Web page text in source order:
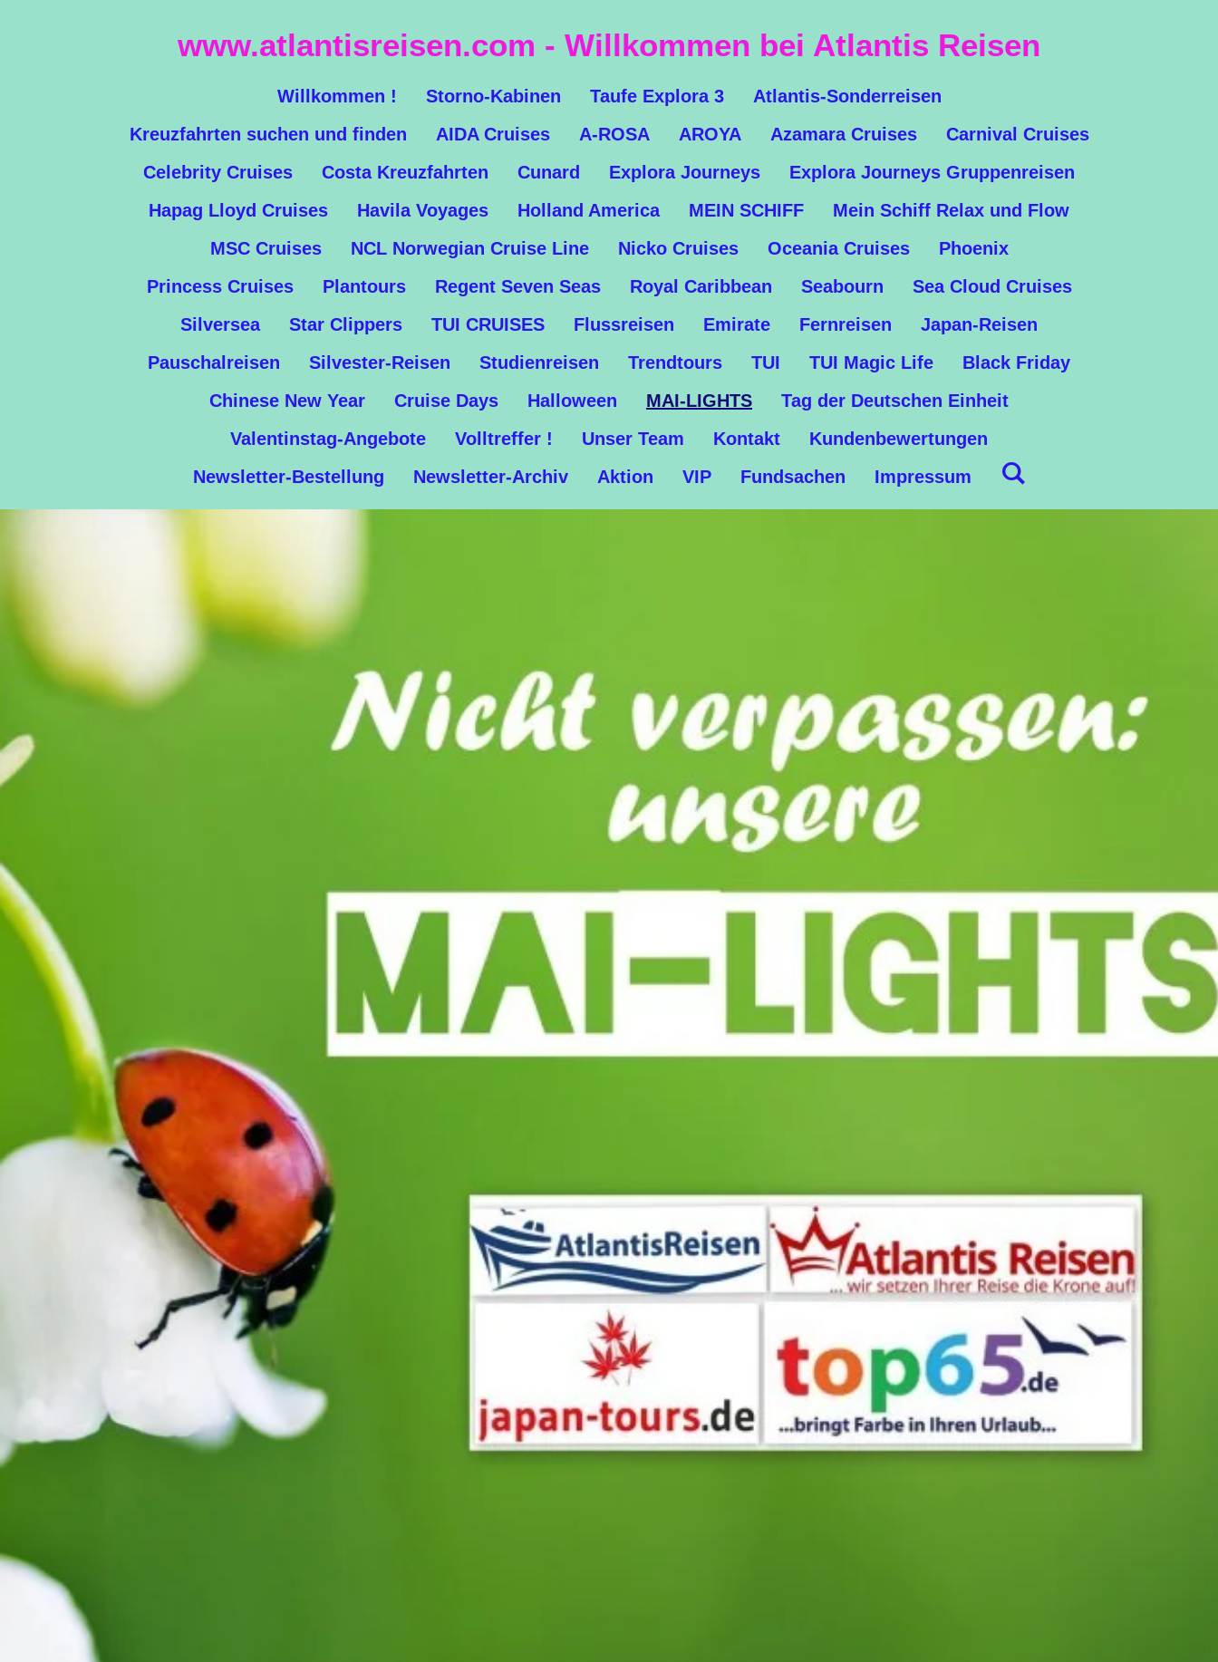
www.atlantisreisen.com - Willkommen bei Atlantis Reisen
Willkommen ! Storno-Kabinen Taufe Explora 3
Atlantis-Sonderreisen
Kreuzfahrten suchen und finden
AIDA Cruises A-ROSA AROYA Azamara Cruises
Carnival Cruises
Celebrity Cruises
Costa Kreuzfahrten Cunard Explora Journeys
Explora Journeys Gruppenreisen
Hapag Lloyd Cruises
Havila Voyages Holland America MEIN SCHIFF
Mein Schiff Relax und Flow
MSC Cruises
NCL Norwegian Cruise Line Nicko Cruises Oceania Cruises
Phoenix
Princess Cruises
Plantours Regent Seven Seas Royal Caribbean Seabourn
Sea Cloud Cruises
Silversea
Star Clippers TUI CRUISES Flussreisen Emirate Fernreisen
Japan-Reisen
Pauschalreisen
Silvester-Reisen Studienreisen Trendtours TUI TUI Magic Life
Black Friday
Chinese New Year
Cruise Days Halloween MAI-LIGHTS
Tag der Deutschen Einheit
Valentinstag-Angebote
Volltreffer ! Unser Team Kontakt
Kundenbewertungen
Newsletter-Bestellung
Newsletter-Archiv Aktion VIP Fundsachen Impressum